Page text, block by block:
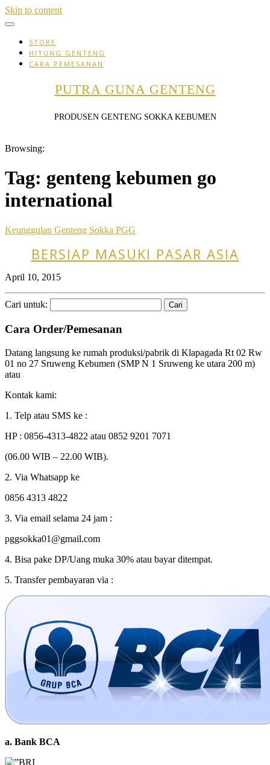
Skip to content
STORE
HITUNG GENTENG
CARA PEMESANAN
PUTRA GUNA GENTENG
PRODUSEN GENTENG SOKKA KEBUMEN
Browsing:
Tag: genteng kebumen go
international
Keunggulan Genteng Sokka PGG
BERSIAP MASUKI PASAR ASIA
April 10, 2015
Cari untuk:
Cara Order/Pemesanan
Datang langsung ke rumah produksi/pabrik di Klapagada Rt 02 Rw
01 no 27 Sruweng Kebumen (SMP N 1 Sruweng ke utara 200 m)
atau
Kontak kami:
1. Telp atau SMS ke :
HP : 0856-4313-4822 atau 0852 9201 7071
(06.00 WIB – 22.00 WIB).
2. Via Whatsapp ke
0856 4313 4822
3. Via email selama 24 jam :
pggsokka01@gmail.com
4. Bisa pake DP/Uang muka 30% atau bayar ditempat.
5. Transfer pembayaran via :
a. Bank BCA